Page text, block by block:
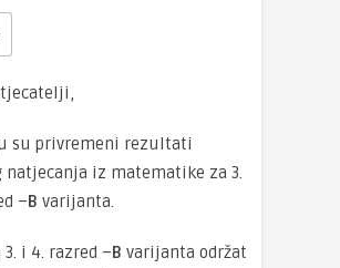
su privremeni rezultati
natjecanja iz matematike za 3.
–B varijanta.
3. i 4. razred –B varijanta održat